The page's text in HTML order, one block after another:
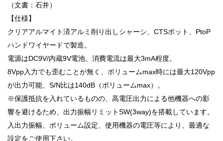
（文書：石井）
【仕様】
クリアアルマイト済アルミ削り出しシャーシ、CTSポット、PtoP
ハンドワイヤードで製造。
電源はDC9V/内蔵9V電池、消費電流は最大3mA程度。
8Vpp入力でも歪むことが無く、ボリュームmax時には最大120Vpp
が出力可能、S/N比は140dB（ボリュームmax）。
※保護抵抗を入れているものの、高電圧出力による他機器への影
響を避けるため、出力振幅リミットSW(3way)を搭載しています。
入出力振幅、ボリューム設定、使用機器の電圧等により、最適な
設定をご使用下さい。